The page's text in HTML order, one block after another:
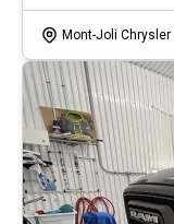
Mont-Joli Chrysler